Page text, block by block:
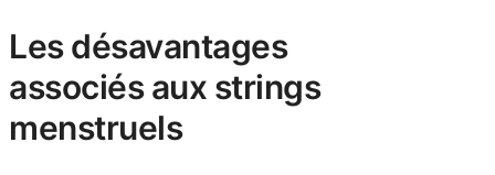
Les désavantages
associés aux strings
menstruels